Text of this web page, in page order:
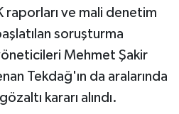
raporları ve mali denetim
soruşturma
Mehmet Şakir
Tekdağ'ın da aralarında
kararı alındı.